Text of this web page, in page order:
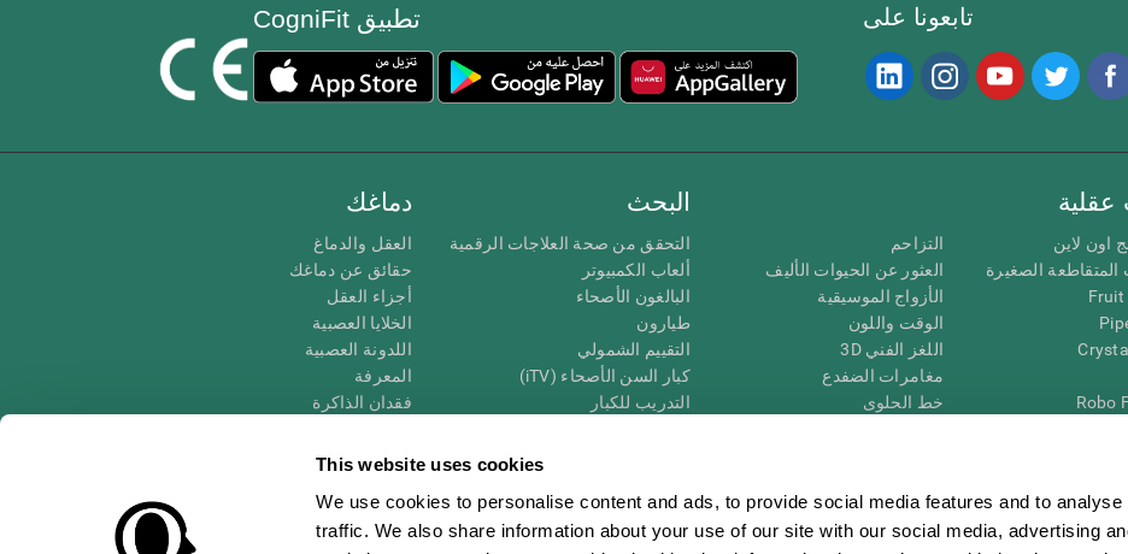
This website uses cookies
We use cookies to personalise content and ads, to provide social media features and to analyse
traffic. We also share information about your use of our site with our social media, advertising
تطبيق CogniFit تابعونا على
دماغك
العقل والدماغ
حقائق عن دماغك
أجزاء العقل
الخلايا العصبية
اللدونة العصبية
المعرفة
فقدان الذاكرة
وظائف ذهنية
الإدراك الحسى
الانتباه
البحث
التحقق من صحة العلاجات الرقمية
ألعاب الكمبيوتر
البالغون الأصحاء
طيارون
التقييم الشمولي
كبار السن الأصحاء (iTV)
التدريب للكبار
عقلية
اون لاين
المتقاطعة الصغيرة
Fruit
Robo
التزاحم
العثور عن الحيوات الأليف
الأزواج الموسيقية
الوقت واللون
اللغز الفني 3D
مغامرات الضفدع
خط الحلوى
اللعبة العقلية: تفجير البالونات
ألعاب الذكاء